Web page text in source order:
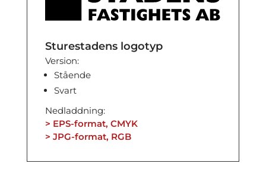
Sturestadens logotyp
Version:
Stående
Svart
Nedladdning:
> EPS-format, CMYK
> JPG-format, RGB